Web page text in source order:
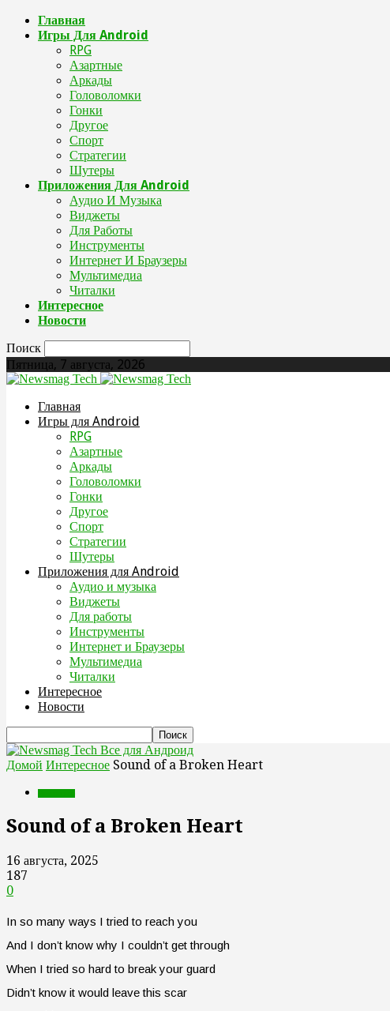
Главная
Игры Для Android
RPG
Азартные
Аркады
Головоломки
Гонки
Другое
Спорт
Стратегии
Шутеры
Приложения Для Android
Аудио И Музыка
Виджеты
Для Работы
Инструменты
Интернет И Браузеры
Мультимедиа
Читалки
Интересное
Новости
Поиск
Пятница, 7 августа, 2026
Главная
Игры для Android
RPG
Азартные
Аркады
Головоломки
Гонки
Другое
Спорт
Стратегии
Шутеры
Приложения для Android
Аудио и музыка
Виджеты
Для работы
Инструменты
Интернет и Браузеры
Мультимедиа
Читалки
Интересное
Новости
Все для Андроид
Домой Интересное Sound of a Broken Heart
Sound of a Broken Heart
16 августа, 2025
187
0
In so many ways I tried to reach you
And I don’t know why I couldn’t get through
When I tried so hard to break your guard
Didn’t know it would leave this scar